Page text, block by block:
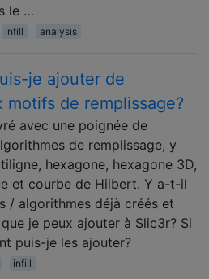
le …
infill analysis
je ajouter de
motifs de remplissage?
avec une poignée de
de remplissage, y
hexagone, hexagone 3D,
et courbe de Hilbert. Y a-t-il
/ algorithmes déjà créés et
je peux ajouter à Slic3r? Si
puis-je les ajouter?
infill